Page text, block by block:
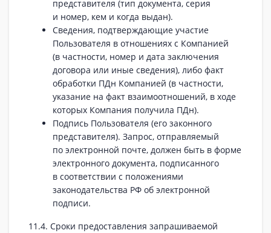
представителя (тип документа, серия
и номер, кем и когда выдан).
Сведения, подтверждающие участие
Пользователя в отношениях с Компанией
(в частности, номер и дата заключения
договора или иные сведения), либо факт
обработки ПДн Компанией (в частности,
указание на факт взаимоотношений, в ходе
которых Компания получила ПДн).
Подпись Пользователя (его законного
представителя). Запрос, отправляемый
по электронной почте, должен быть в форме
электронного документа, подписанного
в соответствии с положениями
законодательства РФ об электронной
подписи.
11.4. Сроки предоставления запрашиваемой